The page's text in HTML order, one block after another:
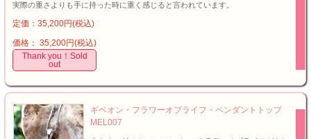
実際の重さよりも手に持った時に重く感じると言われています。
定価：35,200円(税込)
価格： 35,200円(税込)
Thank you！Sold
out
ギベオン・フラワーオブライフ・ペンダントトップ
MEL007